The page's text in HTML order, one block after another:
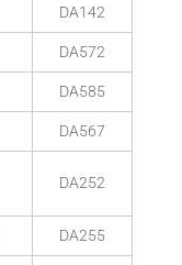
DA142
DA572
DA585
DA567
DA252
DA255